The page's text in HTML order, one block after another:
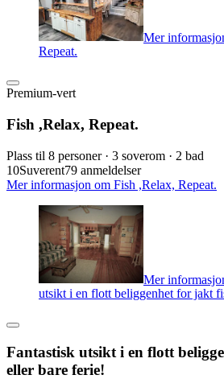
Mer
Repeat.
Premium-vert
Fish ,Relax, Repeat.
Plass til 8 personer · 3 soverom · 2 bad
10Suverent79 anmeldelser
Mer informasjon om Fish ,Relax, Repeat.
Mer
utsikt i en flott beliggenhet for jakt
Fantastisk utsikt i en flott
eller bare ferie!